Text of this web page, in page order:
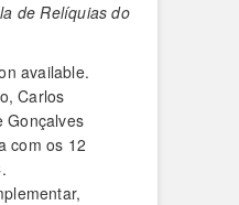
de Relíquias do
Carlos
Gonçalves
com os 12